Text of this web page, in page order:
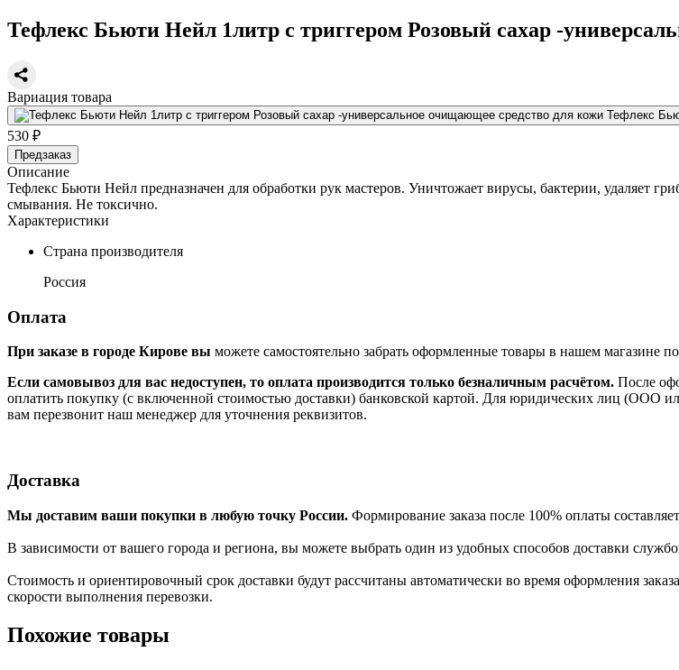
Тефлекс Бьюти Нейл 1литр с триггером Розовый сахар -
Вариация товара
Тефлекс
530 ₽
Предзаказ
Описание
Тефлекс Бьюти Нейл предназначен для обработки рук мастеров. Уничтожает вирусы, бактерии, удаляет
смывания. Не токсично.
Характеристики
Страна производителя
Россия
Оплата
При заказе в городе Кирове вы можете самостоятельно забрать оформленные товары в нашем магазине
Если самовывоз для вас недоступен, то оплата производится только безналичным расчётом. После
оплатить покупку (с включенной стоимостью доставки) банковской картой. Для юридических лиц (ООО
вам перезвонит наш менеджер для уточнения реквизитов.
Доставка
Мы доставим ваши покупки в любую точку России. Формирование заказа после 100% оплаты
В зависимости от вашего города и региона, вы можете выбрать один из удобных способов доставки
Стоимость и ориентировочный срок доставки будут рассчитаны автоматически во время оформления
скорости выполнения перевозки.
Похожие товары